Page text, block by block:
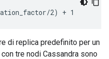
2) + 1
di replica predefinito per un
tre nodi Cassandra sono